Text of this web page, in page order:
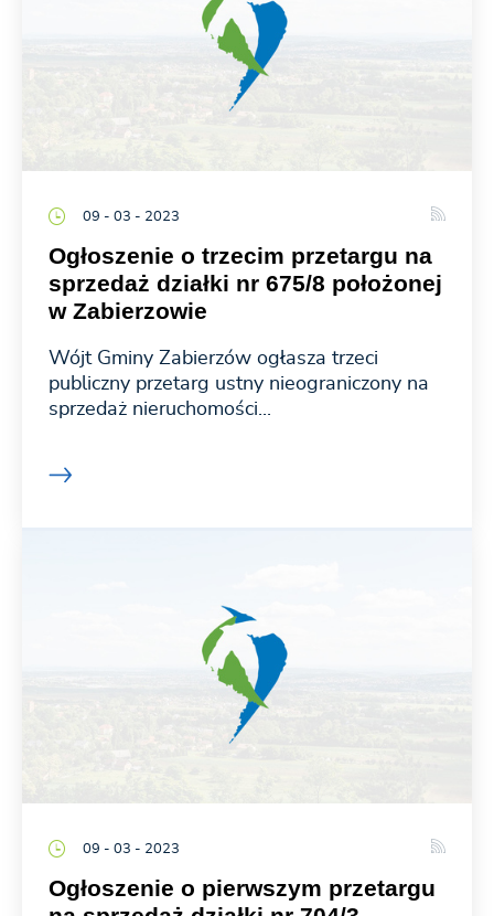
09 - 03 - 2023
Ogłoszenie o trzecim przetargu na
sprzedaż działki nr 675/8 położonej
w Zabierzowie
Wójt Gminy Zabierzów ogłasza trzeci
publiczny przetarg ustny nieograniczony na
sprzedaż nieruchomości...
09 - 03 - 2023
Ogłoszenie o pierwszym przetargu